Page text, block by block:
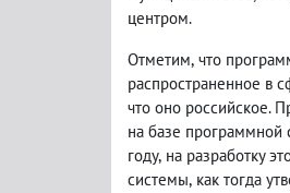
центром.
Отметим, что
распространенное в
что оно российское.
на базе
году, на разработку
системы, как тогда